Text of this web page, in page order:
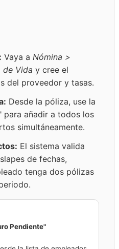
Vaya a Nómina >
de Vida y cree el
del proveedor y tasas.
Desde la póliza, use la
para añadir a todos los
simultáneamente.
El sistema valida
de fechas,
tenga dos pólizas
Pendiente"